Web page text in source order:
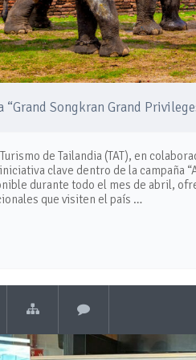
“Grand Songkran Grand
de Tailandia (TAT), en
clave dentro de la campaña
durante todo el mes de abril,
que visiten el país …